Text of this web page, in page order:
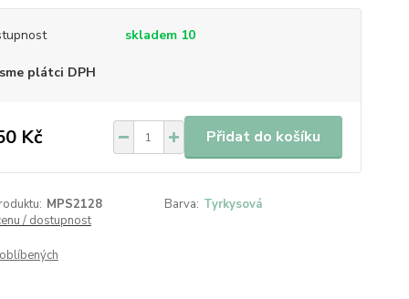
skladem 10
plátci DPH
Kč Přidat do košíku
MPS2128 Barva: Tyrkysová
/ dostupnost